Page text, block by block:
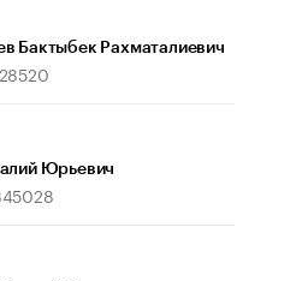
Бактыбек Рахматалиевич
Юрьевич